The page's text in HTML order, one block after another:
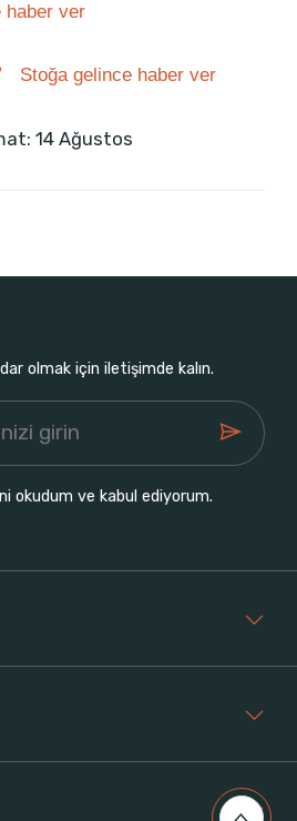
haber ver
Stoğa gelince haber ver
14 Ağustos
olmak için iletişimde kalın.
ni okudum ve kabul ediyorum.